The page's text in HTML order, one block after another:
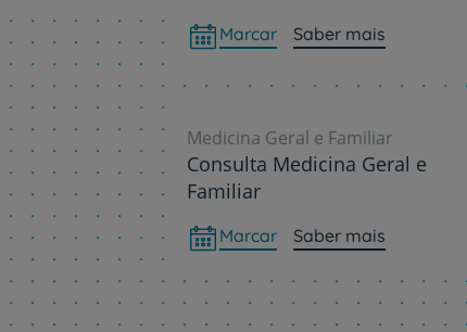
Marcar Saber mais
Medicina Geral e Familiar
Consulta Medicina Geral e
Familiar
Marcar Saber mais